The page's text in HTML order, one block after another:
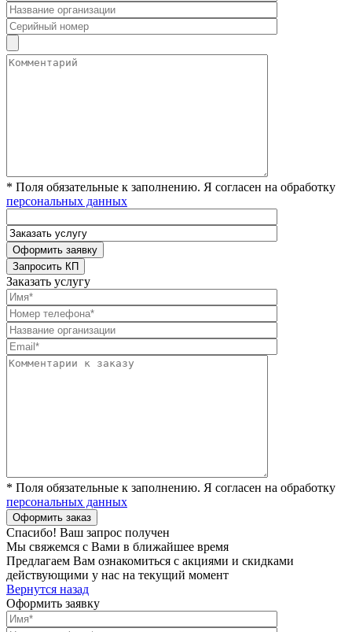
* Поля обязательные к заполнению. Я согласен на обработку
персональных данных
Заказать услугу
* Поля обязательные к заполнению. Я согласен на обработку
персональных данных
Спасибо! Ваш запрос получен
Мы свяжемся с Вами в ближайшее время
Предлагаем Вам ознакомиться с акциями и скидками
действующими у нас на текущий момент
Вернутся назад
Оформить заявку